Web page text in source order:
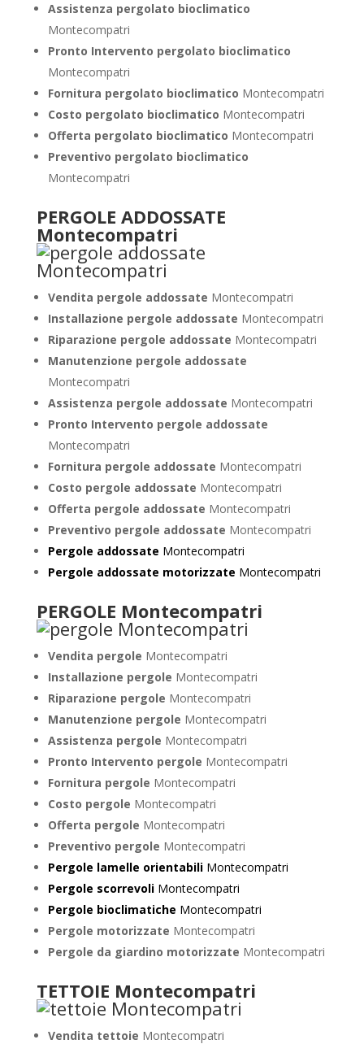
Assistenza pergolato bioclimatico
Montecompatri
Pronto Intervento pergolato bioclimatico
Montecompatri
Fornitura pergolato bioclimatico Montecompatri
Costo pergolato bioclimatico Montecompatri
Offerta pergolato bioclimatico Montecompatri
Preventivo pergolato bioclimatico
Montecompatri
PERGOLE ADDOSSATE
Montecompatri
Vendita pergole addossate Montecompatri
Installazione pergole addossate Montecompatri
Riparazione pergole addossate Montecompatri
Manutenzione pergole addossate
Montecompatri
Assistenza pergole addossate Montecompatri
Pronto Intervento pergole addossate
Montecompatri
Fornitura pergole addossate Montecompatri
Costo pergole addossate Montecompatri
Offerta pergole addossate Montecompatri
Preventivo pergole addossate Montecompatri
Pergole addossate Montecompatri
Pergole addossate motorizzate Montecompatri
PERGOLE Montecompatri
Vendita pergole Montecompatri
Installazione pergole Montecompatri
Riparazione pergole Montecompatri
Manutenzione pergole Montecompatri
Assistenza pergole Montecompatri
Pronto Intervento pergole Montecompatri
Fornitura pergole Montecompatri
Costo pergole Montecompatri
Offerta pergole Montecompatri
Preventivo pergole Montecompatri
Pergole lamelle orientabiliMontecompatri
Pergole scorrevoliMontecompatri
Pergole bioclimatiche Montecompatri
Pergole motorizzate Montecompatri
Pergole da giardino motorizzate Montecompatri
TETTOIE Montecompatri
Vendita tettoie Montecompatri